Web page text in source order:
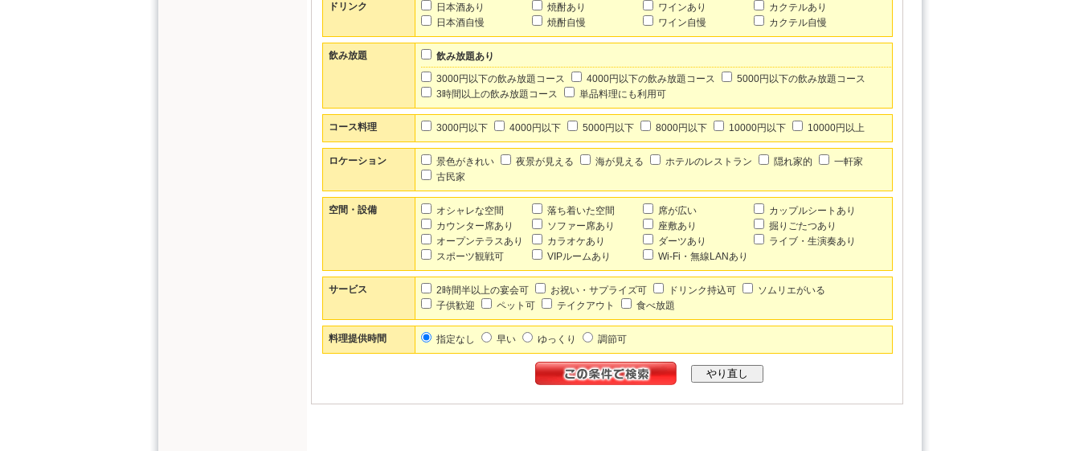
ドリンク 日本酒あり 焼酎あり ワインあり
カクテルあり
日本酒自慢
焼酎自慢 ワイン自慢 カクテル自慢
飲み放題
飲み放題あり
3000円以下の飲み放題コース
4000円以下の飲み放題コース
5000円以下の飲み放題コース
3時間以上の飲み放題コース
単品料理にも利用可
コース料理 3000円以下 4000円以下 5000円以下 8000円以下 10000円以下 10000円以上
ロケーション 景色がきれい 夜景が見える 海が見える ホテルのレストラン 隠れ家的
一軒家
古民家
空間・設備 オシャレな空間 落ち着いた空間 席が広い
カップルシートあり
カウンター席あり
ソファー席あり 座敷あり
掘りごたつあり
オープンテラスあり
カラオケあり ダーツあり
ライブ・生演奏あり
スポーツ観戦可
VIPルームあり Wi-Fi・無線LANあり
サービス 2時間半以上の宴会可 お祝い・サプライズ可 ドリンク持込可
ソムリエがいる
子供歓迎
ペット可 テイクアウト 食べ放題
料理提供時間 指定なし 早い ゆっくり 調節可